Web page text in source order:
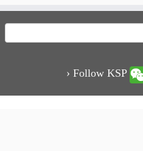
搜
尋
› Follow KSP